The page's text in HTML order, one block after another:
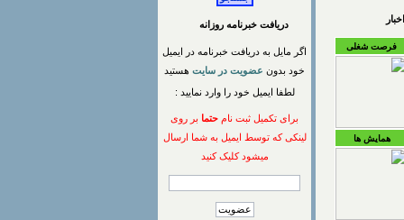
فرصت شغلی
همایش ها
دریافت خبرنامه روزانه
اگر مایل به دریافت خبرنامه در ایمیل
خود بدون عضویت در سایت هستید
لطفا ایمیل خود را وارد نمایید :
برای تکمیل ثبت نام حتما بر روی
لینکی که توسط ایمیل به شما ارسال
میشود کلیک کنید